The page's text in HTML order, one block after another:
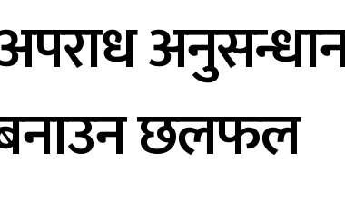
अनुसन्धान
छलफल